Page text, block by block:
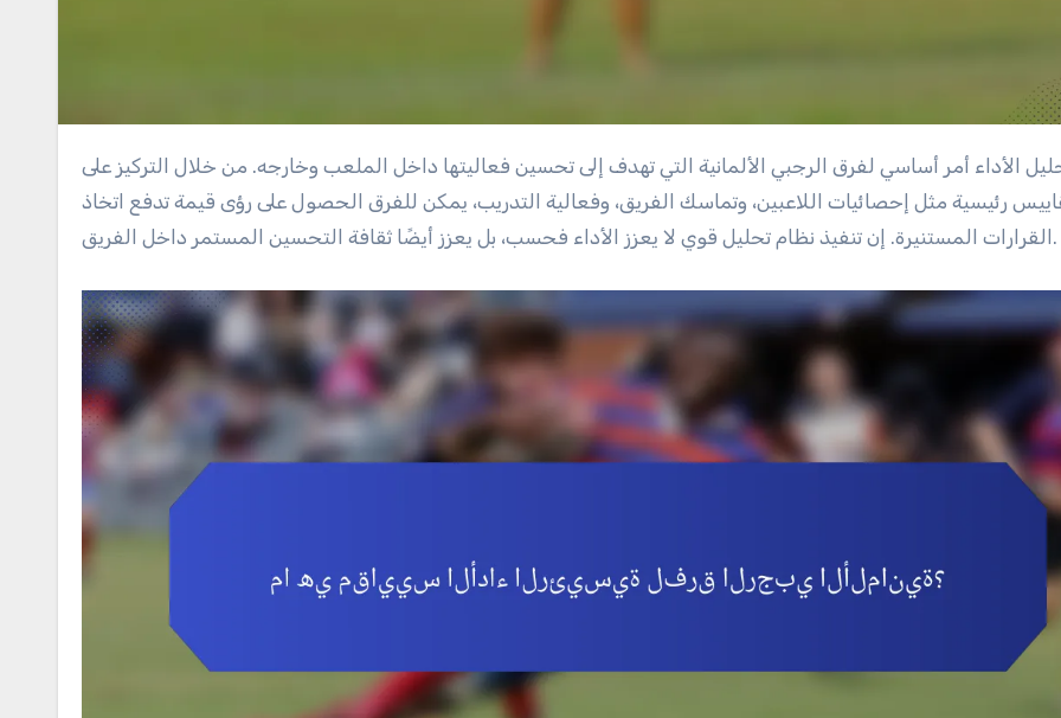
رئيسية مثل إحصائيات اللاعبين، وتماسك الفريق، وفعالية التدريب، يمكن للفرق الحصول على رؤى قيمة تدفع اتخاذ
القرارات المستنيرة. إن تنفيذ نظام تحليل قوي لا يعزز الأداء فحسب، بل يعزز أيضًا ثقافة التحسين المستمر داخل الفريق.